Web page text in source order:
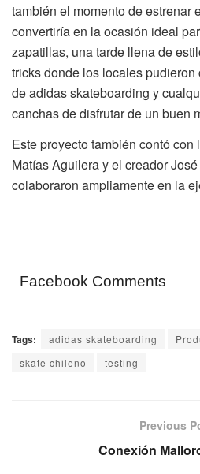
también el momento de estrenar
convertiría en la ocasión ideal
zapatillas, una tarde llena de
tricks donde los locales
de adidas skateboarding y
canchas de disfrutar de un buen
Este proyecto también contó
Matías Aguilera y el creador
colaboraron ampliamente en la
Facebook Comments
Tags: adidas skateboarding
skate chileno
testing
Previous
Conexión